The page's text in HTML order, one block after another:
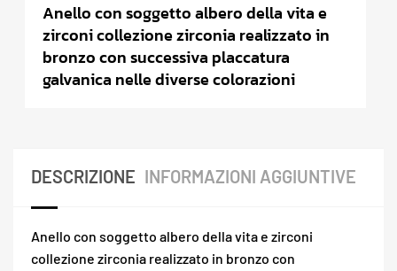
Anello con soggetto albero della vita e
zirconi collezione zirconia realizzato in
bronzo con successiva placcatura
galvanica nelle diverse colorazioni
DESCRIZIONE INFORMAZIONI AGGIUNTIVE
Anello con soggetto albero della vita e zirconi
collezione zirconia realizzato in bronzo con